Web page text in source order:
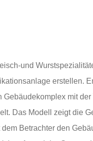
und
erstellen.
mit
Das Modell zeigt die
Betrachter den